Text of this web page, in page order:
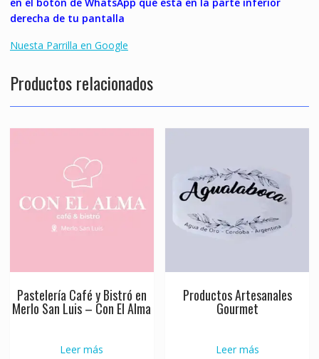
derecha de tu pantalla
Nuesta Parrilla en Google
Productos relacionados
Pastelería Café y Bistró en
Merlo San Luis – Con El Alma
Leer más
Productos Artesanales
Gourmet
Leer más